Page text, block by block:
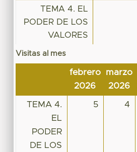
TEMA 4. EL
PODER DE LOS
VALORES
Visitas al mes
febrero
2026
marzo
2026
TEMA 4.
EL
PODER
DE LOS
5 4